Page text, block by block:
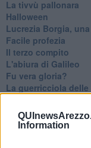
Information
La tivvù pallonara
Halloween
​Lucrezia Borgia,
Facile profezia
Il terzo compito
L'abiura di Galileo
Fu vera gloria?
La guerricciola delle
Alla fermata
La repressione